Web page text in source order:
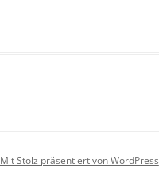
Mit Stolz präsentiert von WordPress